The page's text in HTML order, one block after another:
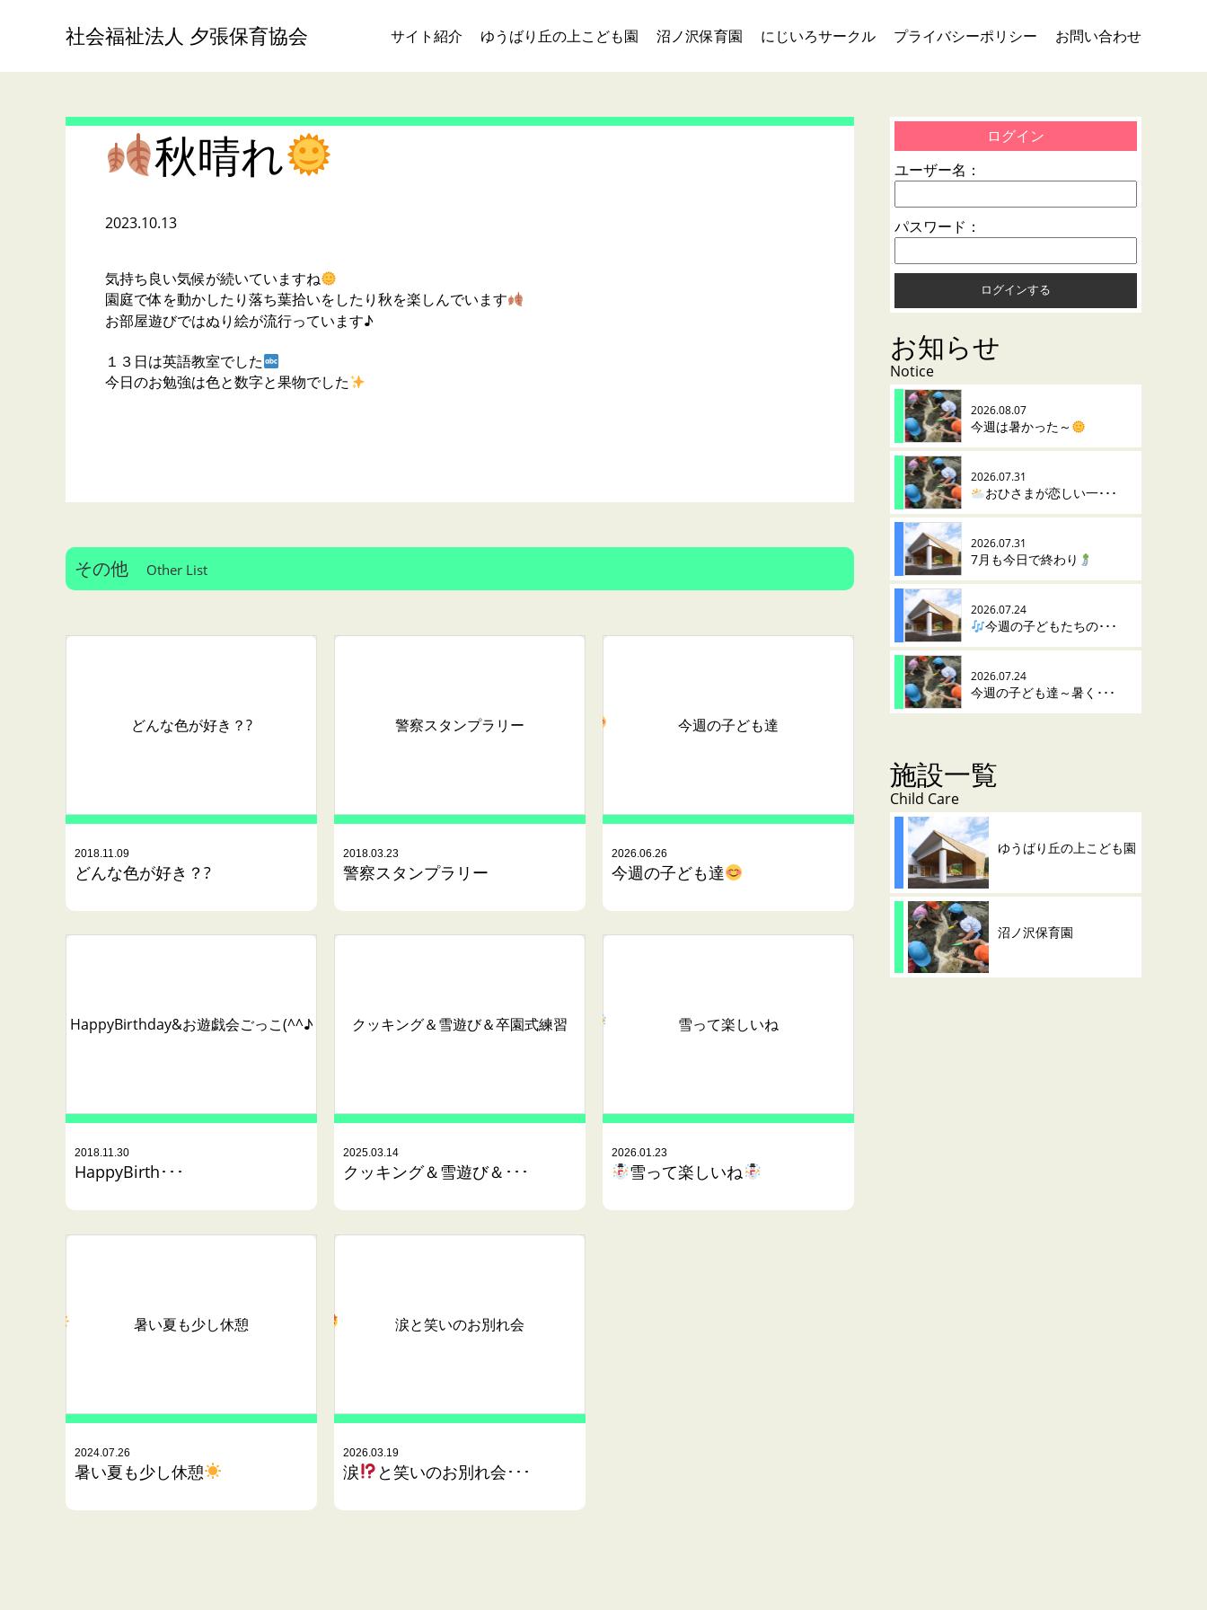
社会福祉法人 夕張保育協会 サイト紹介 ゆうばり丘の上こども園 沼ノ沢保育園 にじいろサークル プライバシーポリシー お問い合わせ
秋晴れ
2023.10.13
気持ち良い気候が続いていますね
園庭で体を動かしたり落ち葉拾いをしたり秋を楽しんでいます
お部屋遊びではぬり絵が流行っています♪
１３日は英語教室でした
今日のお勉強は色と数字と果物でした
その他 Other List
どんな色が好き？?
2018.11.09
どんな色が好き？?
警察スタンプラリー
2018.03.23
警察スタンプラリー
今週の子ども達
2026.06.26
今週の子ども達
HappyBirthday&お遊戯会ごっこ(^^♪
2018.11.30
HappyBirth･･･
クッキング＆雪遊び＆卒園式練習
2025.03.14
クッキング＆雪遊び＆･･･
雪って楽しいね
2026.01.23
雪って楽しいね
暑い夏も少し休憩
2024.07.26
暑い夏も少し休憩
涙と笑いのお別れ会
2026.03.19
涙 と笑いのお別れ会･･･
ログイン
ユーザー名：
パスワード：
お知らせ
Notice
2026.08.07
今週は暑かった～
2026.07.31
おひさまが恋しい一･･･
2026.07.31
7月も今日で終わり
2026.07.24
今週の子どもたちの･･･
2026.07.24
今週の子ども達～暑く･･･
施設一覧
Child Care
ゆうばり丘の上こども園
沼ノ沢保育園